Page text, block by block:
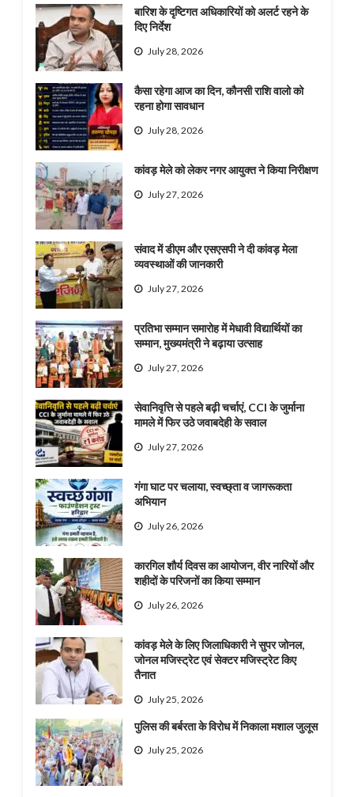
बारिश के दृष्टिगत अधिकारियों को अलर्ट रहने के
दिए निर्देश
July 28, 2026
कैसा रहेगा आज का दिन, कौनसी राशि वालो को
रहना होगा सावधान
July 28, 2026
कांवड़ मेले को लेकर नगर आयुक्त ने किया निरीक्षण
July 27, 2026
संवाद में डीएम और एसएसपी ने दी कांवड़ मेला
व्यवस्थाओं की जानकारी
July 27, 2026
प्रतिभा सम्मान समारोह में मेधावी विद्यार्थियों का
सम्मान, मुख्यमंत्री ने बढ़ाया उत्साह
July 27, 2026
सेवानिवृत्ति से पहले बढ़ी चर्चाएं, CCI के जुर्माना
मामले में फिर उठे जवाबदेही के सवाल
July 27, 2026
गंगा घाट पर चलाया, स्वच्छ्ता व जागरूकता
अभियान
July 26, 2026
कारगिल शौर्य दिवस का आयोजन, वीर नारियों और
शहीदों के परिजनों का किया सम्मान
July 26, 2026
कांवड़ मेले के लिए जिलाधिकारी ने सुपर जोनल,
जोनल मजिस्ट्रेट एवं सेक्टर मजिस्ट्रेट किए
तैनात
July 25, 2026
पुलिस की बर्बरता के विरोध में निकाला मशाल जुलूस
July 25, 2026